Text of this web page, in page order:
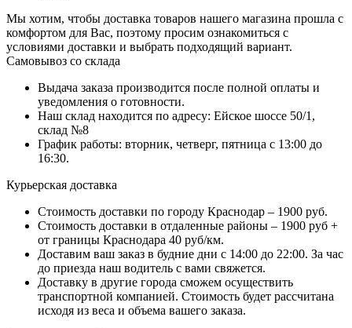
Мы хотим, чтобы доставка товаров нашего магазина прошла с
комфортом для Вас, поэтому просим ознакомиться с
условиями доставки и выбрать подходящий вариант.
Самовывоз со склада
Выдача заказа производится после полной оплаты и
уведомления о готовности.
Наш склад находится по адресу: Ейское шоссе 50/1,
склад №8
График работы: вторник, четверг, пятница с 13:00 до
16:30.
Курьерская доставка
Стоимость доставки по городу Краснодар – 1900 руб.
Стоимость доставки в отдаленные районы – 1900 руб +
от границы Краснодара 40 руб/км.
Доставим ваш заказ в будние дни с 14:00 до 22:00. За час
до приезда наш водитель с вами свяжется.
Доставку в другие города сможем осуществить
транспортной компанией. Стоимость будет рассчитана
исходя из веса и объема вашего заказа.